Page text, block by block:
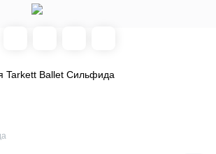
Tarkett Ballet Сильфида